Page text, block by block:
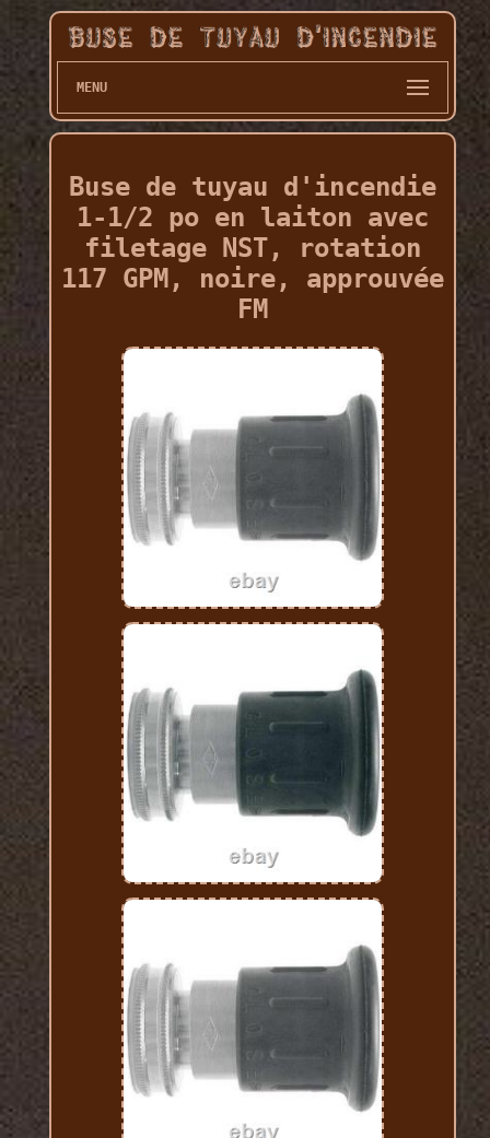
MENU
Buse de tuyau d'incendie
1-1/2 po en laiton avec
filetage NST, rotation
117 GPM, noire, approuvée
FM